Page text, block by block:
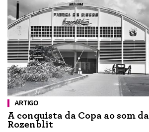
ARTIGO
A conquista da Copa ao som da
Rozenblit